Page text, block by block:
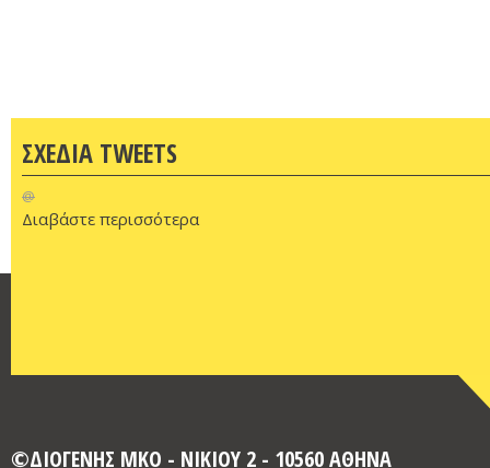
ΣΧΕΔΙΑ TWEETS
@
Διαβάστε περισσότερα
©ΔΙΟΓΕΝΗΣ ΜΚΟ - ΝΙΚΙΟΥ 2 - 10560 ΑΘΗΝΑ